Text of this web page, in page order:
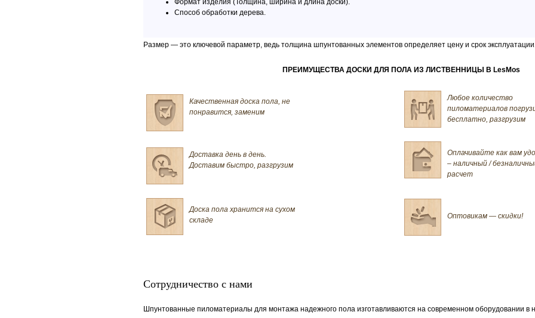
Формат изделия (Толщина, ширина и длина доски).
Способ обработки дерева.
Размер — это ключевой параметр, ведь толщина шпунтованных элементов определяет цену и срок эксплуатации.
ПРЕИМУЩЕСТВА ДОСКИ ДЛЯ ПОЛА ИЗ ЛИСТВЕННИЦЫ В LesMos
Качественная доска пола, не
понравится, заменим
Любое количество
пиломатериалов
бесплатно, разгрузим
Доставка день в день.
Доставим быстро, разгрузим
Оплачивайте как вам
– наличный /
расчет
Доска пола хранится на сухом
складе
Оптовикам — скидки!
Сотрудничество с нами
Шпунтованные пиломатериалы для монтажа надежного пола изготавливаются на современном оборудовании в